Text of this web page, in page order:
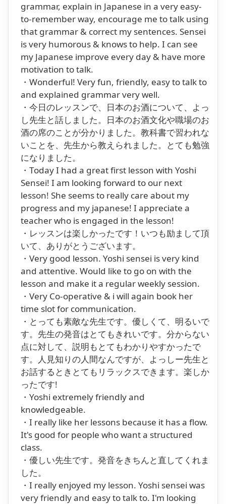
grammar, explain in Japanese in a very easy-
to-remember way, encourage me to talk using
that grammar & correct my sentences. Sensei
is very humorous & knows to help. I can see
my Japanese improve every day & have more
motivation to talk.
・Wonderful! Very fun, friendly, easy to talk to
and explained grammar very well.
・今日のレッスンで、日本のお酒について、よっ
し先生と話しました。日本のお酒文化や職場のお
酒の席のことが分かりました。教科書で習われな
いことを、先生から教えられました。とても勉強
になりました。
・Today I had a great first lesson with Yoshi
Sensei! I am looking forward to our next
lesson! She seems to really care about my
progress and my japanese! I appreciate a
teacher who is engaged in the lesson!
・レッスンは楽しかったです！いつも励まして頂
いて、ありがとうございます。
・Very good lesson. Yoshi sensei is very kind
and attentive. Would like to go on with the
lesson and make it a regular weekly session.
・Very Co-operative & i will again book her
time slot for communication.
・とっても素敵な先生です。優しくて、明るいで
す。先生の発音はとてもきれいです。分からない
点に対して、説明もとてもわかりやすかったで
す。人見知りの人間なんですが、よっしー先生と
お話するときとてもリラックスできます。楽しか
ったです!
・Yoshi extremely friendly and
knowledgeable.
・I really like her lessons because it has a flow.
It's good for people who want a structured
class.
・優しい先生です。発音をきちんと直してくれま
した。
・I really enjoyed my lesson. Yoshi sensei was
very friendly and easy to talk to. I'm looking